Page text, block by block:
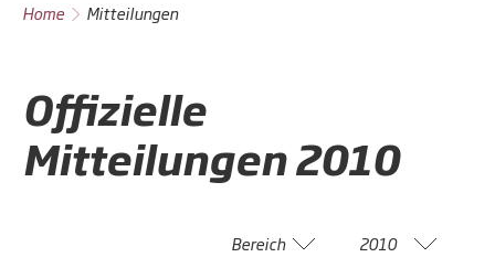
Home Mitteilungen
Offizielle
Mitteilungen2010
Bereich 2010